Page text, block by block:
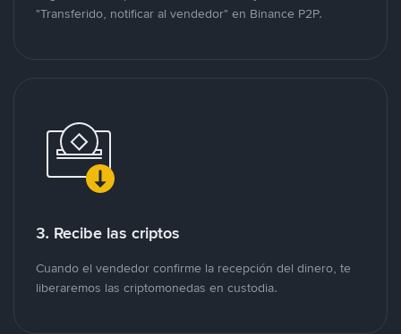
"Transferido, notificar al vendedor" en Binance P2P.
3. Recibe las criptos
Cuando el vendedor confirme la recepción del dinero, te
liberaremos las criptomonedas en custodia.